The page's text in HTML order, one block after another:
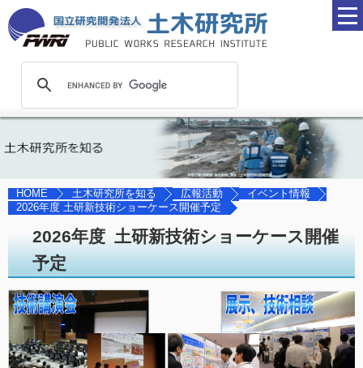
HOME 土木研究所を知る 広報活動
イベント情報
2026年度 土研新技術ショーケース開催予定
2026年度 土研新技術ショーケース開催
予定